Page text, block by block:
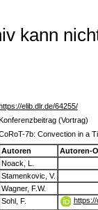
kann
elib.dlr.de/64255/
(Vortrag)
7b: Convection in a
Autoren
Autoren-
Noack, L.
Stamenkovic, V.
Wagner, F.W.
Sohl, F.